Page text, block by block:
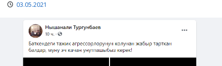
03.05.2021